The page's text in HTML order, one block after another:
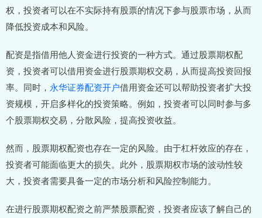
权，投资者可以在不实际持有股票的情况下参与股票市场，从而
降低投资成本和风险。
配资是指借用他人资金进行投资的一种方式。通过股票期权配
资，投资者可以借用资金进行股票期权交易，从而提高投资回报
率。同时， 永华证券配资开户借用资金还可以帮助投资者扩大投
资规模，开启多样化的投资策略。例如，投资者可以同时参与多
个股票期权交易，分散风险，提高投资收益。
然而，股票期权配资也存在一定的风险。由于杠杆效应的存在，
投资者可能面临更大的损失。此外，股票期权市场的波动性较
大，投资者需要具备一定的市场分析和风险控制能力。
在进行股票期权配资之前严禁股票配资，投资者应该了解自己的